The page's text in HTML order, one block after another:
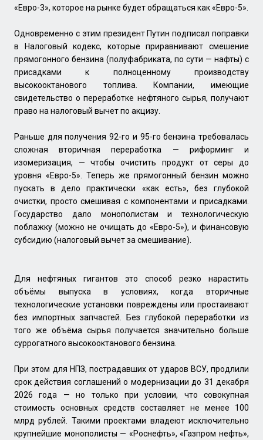
«Евро-3», которое на рынке будет обращаться как «Евро-5».
Одновременно с этим президент Путин подписал поправки
в Налоговый кодекс, которые приравнивают смешение
прямогонного бензина (полуфабриката, по сути — нафты) с
присадками к полноценному производству
высокооктанового топлива. Компании, имеющие
свидетельство о переработке нефтяного сырья, получают
право на налоговый вычет по акцизу.
Раньше для получения 92-го и 95-го бензина требовалась
сложная вторичная переработка — риформинг и
изомеризация, — чтобы очистить продукт от серы до
уровня «Евро-5». Теперь же прямогонный бензин можно
пускать в дело практически «как есть», без глубокой
очистки, просто смешивая с компонентами и присадками.
Государство дало монополистам и технологическую
поблажку (можно не очищать до «Евро-5»), и финансовую
субсидию (налоговый вычет за смешивание).
Для нефтяных гигантов это способ резко нарастить
объёмы выпуска в условиях, когда вторичные
технологические установки повреждены или простаивают
без импортных запчастей. Без глубокой переработки из
того же объёма сырья получается значительно больше
суррогатного высокооктанового бензина.
При этом для НПЗ, пострадавших от ударов ВСУ, продлили
срок действия соглашений о модернизации до 31 декабря
2026 года — но только при условии, что совокупная
стоимость основных средств составляет не менее 100
млрд рублей. Такими проектами владеют исключительно
крупнейшие монополисты — «Роснефть», «Газпром нефть»,